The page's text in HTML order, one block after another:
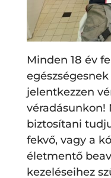
Minden 18 év
jelentkezzen
véradásunkon!
biztosítani
fekvő, vagy a
életmentő
kezeléseihez